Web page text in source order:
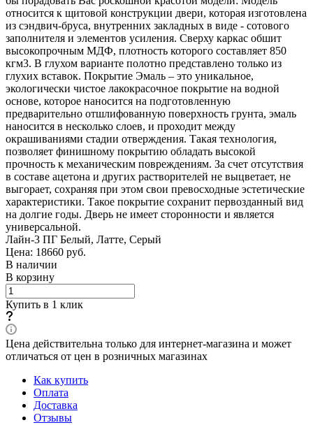
относится к щитовой конструкции двери, которая изготовлена
из сэндвич-бруса, внутренних закладных в виде - сотового
заполнителя и элементов усиления. Сверху каркас обшит
высокопрочным МДФ, плотность которого составляет 850
кгм3. В глухом варианте полотно представлено только из
глухих вставок. Покрытие Эмаль – это уникальное,
экологически чистое лакокрасочное покрытие на водной
основе, которое наносится на подготовленную
предварительно отшлифованную поверхность грунта, эмаль
наносится в несколько слоев, и проходит между
окрашиваниями стадии отверждения. Такая технология,
позволяет финишному покрытию обладать высокой
прочность к механическим повреждениям. За счет отсутствия
в составе ацетона и других растворителей не выцветает, не
выгорает, сохраняя при этом свои превосходные эстетические
характеристики. Такое покрытие сохранит первозданный вид
на долгие годы. Дверь не имеет сторонности и является
универсальной.
Лайн-3 ПГ Белый, Латте, Серый
Цена: 18660 руб.
В наличии
В корзину
Купить в 1 клик
Цена действительна только для интернет-магазина и может
отличаться от цен в розничных магазинах
Как купить
Оплата
Доставка
Отзывы